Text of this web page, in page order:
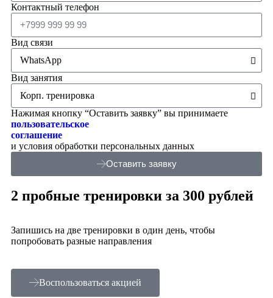
Контактный телефон
Вид связи
Вид занятия
Нажимая кнопку “Оставить заявку” вы принимаете
пользовательское
соглашение
и условия обработки персональных данных
Оставить заявку
2 пробные тренировки за 300 рублей
Запишись на две тренировки в один день, чтобы
попробовать разные направления
Воспользоваться акцией